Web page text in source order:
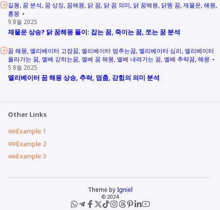
길몽 꿈 분석 꿈 상징 꿈해몽 닭 꿈 닭 꿈 의미 닭 꿈해몽 닭똥 꿈 재물운 해몽
흉몽
9 8월 2025
재물운 상승? 닭 꿈해몽 풀이: 잡는 꿈, 죽이는 꿈, 쪼는 꿈 분석
꿈 해몽 엘리베이터 고장꿈 엘리베이터 멈추는꿈 엘리베이터 심리 엘리베이터
올라가는 꿈 엘베 갇히는꿈 엘베 꿈 해몽 엘베 내려가는 꿈 엘베 추락꿈 해몽
5 8월 2025
엘리베이터 꿈 해몽 상승, 추락, 멈춤, 갇힘의 의미 분석
Other Links
Example 1
Example 2
Example 3
Theme by Igniel
© 2024